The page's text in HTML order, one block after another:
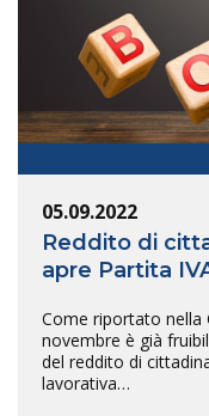
05.09.2022
Reddito di
apre Partita
Come riportato nella
novembre è già
del reddito di
lavorativa…